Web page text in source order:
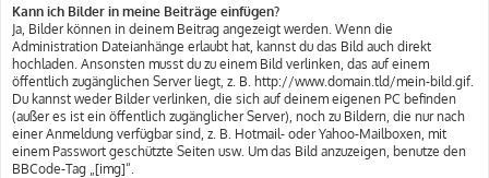
Kann ich Bilder in meine Beiträge einfügen?
Ja, Bilder können in deinem Beitrag angezeigt werden. Wenn die
Administration Dateianhänge erlaubt hat, kannst du das Bild auch direkt
hochladen. Ansonsten musst du zu einem Bild verlinken, das auf einem
öffentlich zugänglichen Server liegt, z. B. http://www.domain.tld/mein-bild.gif.
Du kannst weder Bilder verlinken, die sich auf deinem eigenen PC befinden
(außer es ist ein öffentlich zugänglicher Server), noch zu Bildern, die nur nach
einer Anmeldung verfügbar sind, z. B. Hotmail- oder Yahoo-Mailboxen, mit
einem Passwort geschützte Seiten usw. Um das Bild anzuzeigen, benutze den
BBCode-Tag „[img]“.